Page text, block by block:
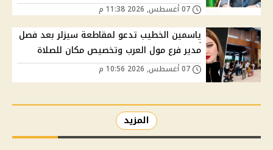
ياسمين الخطيب تدعو لمقاطعة سيزلر بعد فصل
مدير فرع مول العرب وتخصيص مكان للصلاة
المزيد